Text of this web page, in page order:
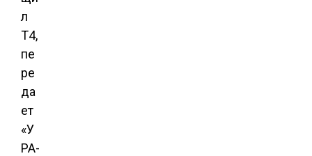
л
Т4,
пе
ре
да
ет
«У
РА-